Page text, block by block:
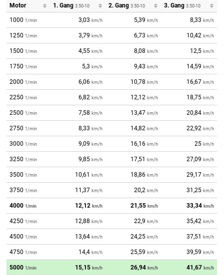
Motor 1. Gang3.50-10 2. Gang3.50-10 3. Gang3.50-10
10001/min 3,03km/h 5,39km/h 8,33km/h
12501/min 3,79km/h 6,73km/h 10,42km/h
15001/min 4,55km/h 8,08km/h 12,5km/h
17501/min 5,3km/h 9,43km/h 14,59km/h
20001/min 6,06km/h 10,78km/h 16,67km/h
22501/min 6,82km/h 12,12km/h 18,75km/h
25001/min 7,58km/h 13,47km/h 20,84km/h
27501/min 8,33km/h 14,82km/h 22,92km/h
30001/min 9,09km/h 16,16km/h 25km/h
32501/min 9,85km/h 17,51km/h 27,09km/h
35001/min 10,61km/h 18,86km/h 29,17km/h
37501/min 11,37km/h 20,2km/h 31,25km/h
40001/min 12,12km/h 21,55km/h 33,34km/h
42501/min 12,88km/h 22,9km/h 35,42km/h
45001/min 13,64km/h 24,25km/h 37,51km/h
47501/min 14,4km/h 25,59km/h 39,59km/h
50001/min 15,15km/h 26,94km/h 41,67km/h